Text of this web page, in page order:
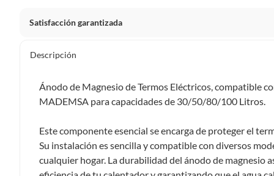
Satisfacción garantizada
Debe estar en perfecto estado, con todas sus etiquetas,
Productos que, por su naturaleza, no puedan ser devueltos,
De uso personal.
En sodimac.cl te damos30 días desde que recibes el
etiquetas y sin uso, tal como te lo entregamos.
Descripción
Ánodo de Magnesio de Termos Eléctricos, compatible
MADEMSA para capacidades de 30/50/80/100 Litros.
Este componente esencial se encarga de proteger el
Su instalación es sencilla y compatible con diversos
cualquier hogar. La durabilidad del ánodo de